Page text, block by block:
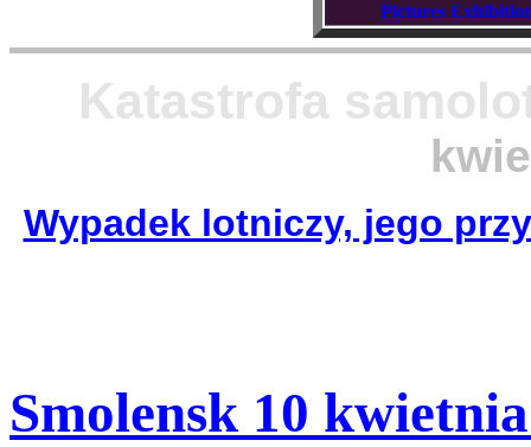
Pictures
Katastrofa
Wypadek lotniczy, jego
Smolensk 10